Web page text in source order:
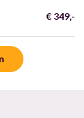
€ 349,-